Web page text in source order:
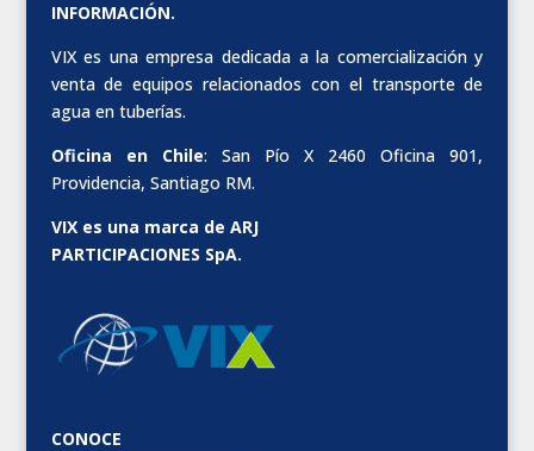
INFORMACIÓN.
VIX es una empresa dedicada a la comercialización y
venta de equipos relacionados con el transporte de
agua en tuberías.
Oficina en Chile: San Pío X 2460 Oficina 901,
Providencia, Santiago RM.
VIX es una marca de ARJ
PARTICIPACIONES SpA.
CONOCE